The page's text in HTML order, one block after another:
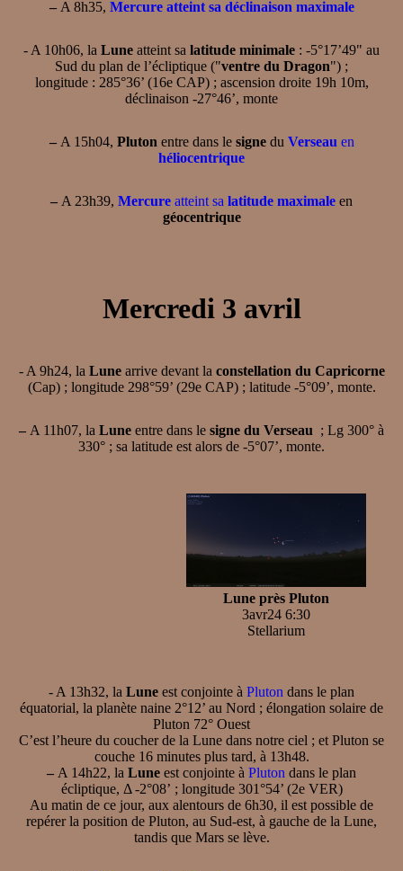
–A 8h35, Mercure atteint sa déclinaison maximale
- A 10h06, la Lune atteint sa latitude minimale : -5°17’49" au
Sud du plan de l’écliptique ("ventre du Dragon") ;
longitude : 285°36’ (16e CAP) ; ascension droite 19h 10m,
déclinaison -27°46’, monte
–A 15h04, Pluton entre dans le signedu Verseau en
héliocentrique
– A 23h39, Mercure atteint sa latitude maximale en
géocentrique
Mercredi 3 avril
- A 9h24, la Lunearrive devant la constellation du Capricorne
(Cap) ; longitude 298°59’ (29e CAP) ; latitude -5°09’, monte.
– A 11h07, la Lune entre dans le signe du Verseau ; Lg 300° à
330° ; sa latitude est alors de -5°07’, monte.
Lune près Pluton
3avr24 6:30
Stellarium
- A 13h32, la Lune est conjointe à Pluton dans le plan
équatorial, la planète naine 2°12’ au Nord ; élongation solaire de
Pluton 72° Ouest
C’est l’heure du coucher de la Lune dans notre ciel ; et Pluton se
couche 16 minutes plus tard, à 13h48.
– A 14h22, la Lune est conjointe à Pluton dans le plan
écliptique, Δ -2°08’ ; longitude 301°54’ (2e VER)
Au matin de ce jour, aux alentours de 6h30, il est possible de
repérer la position de Pluton, au Sud-est, à gauche de la Lune,
tandis que Mars se lève.